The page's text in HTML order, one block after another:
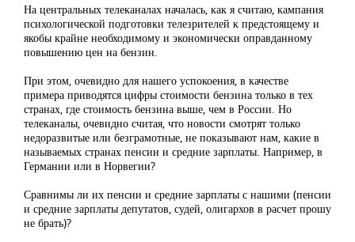
На центральных телеканалах началась, как я считаю, кампания
психологической подготовки телезрителей к предстоящему и
якобы крайне необходимому и экономически оправданному
повышению цен на бензин.
При этом, очевидно для нашего успокоения, в качестве
примера приводятся цифры стоимости бензина только в тех
странах, где стоимость бензина выше, чем в России. Но
телеканалы, очевидно считая, что новости смотрят только
недоразвитые или безграмотные, не показывают нам, какие в
называемых странах пенсии и средние зарплаты. Например, в
Германии или в Норвегии?
Сравнимы ли их пенсии и средние зарплаты с нашими (пенсии
и средние зарплаты депутатов, судей, олигархов в расчет прошу
не брать)?